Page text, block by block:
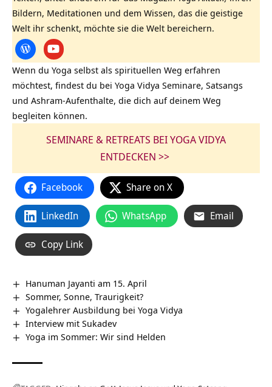
Bildern, Meditationen und dem Wissen, das die geistige
Welt ihr schenkt, möchte sie die Welt bereichern.
Wenn du Yoga selbst als spirituellen Weg erfahren
möchtest, findest du bei Yoga Vidya Seminare, Satsangs
und Ashram-Aufenthalte, die dich auf deinem Weg
begleiten können.
SEMINARE & RETREATS BEI YOGA VIDYA
ENTDECKEN >>
Facebook Share on X
LinkedIn WhatsApp Email
Copy Link
Hanuman Jayanti am 15. April
Sommer, Sonne, Traurigkeit?
Yogalehrer Ausbildung bei Yoga Vidya
Interview mit Sukadev
Yoga im Sommer: Wir sind Helden